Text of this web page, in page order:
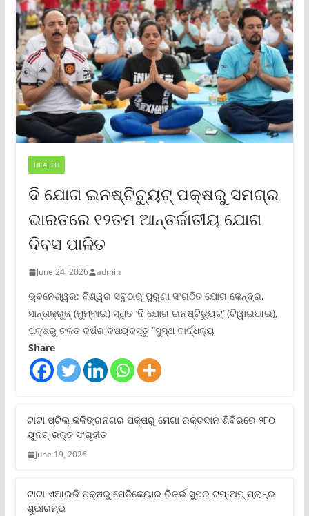
HEALTH
ଦି ଯୋଗ ଇନଷ୍ଟିଚ୍ୟୁଟ୍ ପକ୍ଷରୁ ସମଗ୍ର
ଭାରତରେ ୧୨ତମ ଆନ୍ତର୍ଜାତୀୟ ଯୋଗ
ଦିବସ ପାଳିତ
June 24, 2026 admin
ଭୁବନେଶ୍ୱର: ବିଶ୍ୱର ସବୁଠାରୁ ପୁରୁଣା ସଂଗଠିତ ଯୋଗ କେନ୍ଦ୍ର,
ସାନ୍ତାକ୍ରୁଜ୍ (ମୁମ୍ବାଇ) ସ୍ଥିତ ‘ଦି ଯୋଗ ଇନଷ୍ଟିଚ୍ୟୁଟ୍‌’ (ଟିୱାଇଆଇ),
ପକ୍ଷରୁ ଚଳିତ ବର୍ଷର ବିଷୟବସ୍ତୁ “ସୁସ୍ଥ ବାର୍ଦ୍ଧକ୍ୟ
Share
ଟାଟା ଷ୍ଟିଲ୍‌ କଳିଙ୍ଗନଗର ପକ୍ଷରୁ ମେଗା ରକ୍ତଦାନ ଶିବିରରେ ୨୮୦
ୟୁନିଟ୍‌ ରକ୍ତ ସଂଗୃହୀତ
June 19, 2026
ଟାଟା ଏଆଇଜି ପକ୍ଷରୁ ମେଡିକେୟାର ରିଜର୍ଭ ସୁପର ଟପ୍‌-ଅପ୍ ପ୍ଲାନ୍‌ର
ଶୁଭାରମ୍ଭ